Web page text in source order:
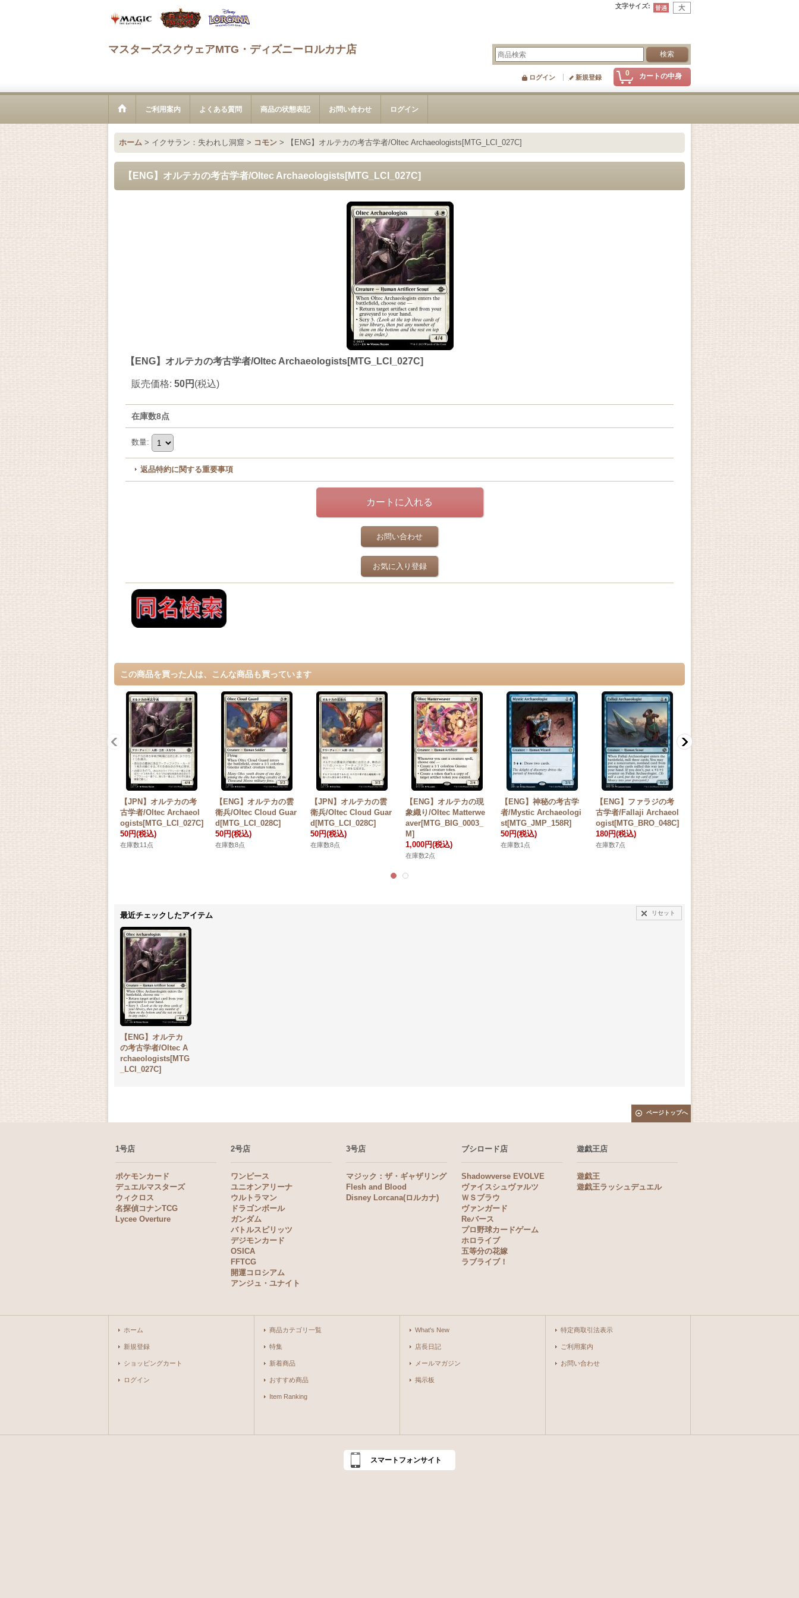
文字サイズ:
マスターズスクウェアMTG・ディズニーロルカナ店
0 カートの中身
ログイン 新規登録
ご利用案内 よくある質問 商品の状態表記 お問い合わせ ログイン
ホーム > イクサラン：失われし洞窟 > コモン > 【ENG】オルテカの考古学者/Oltec Archaeologists[MTG_LCI_027C]
【ENG】オルテカの考古学者/Oltec Archaeologists[MTG_LCI_027C]
【ENG】オルテカの考古学者/Oltec Archaeologists[MTG_LCI_027C]
販売価格: 50円 (税込)
在庫数8点
数量:
返品特約に関する重要事項
お問い合わせ
お気に入り登録
この商品を買った人は、こんな商品も買っています
【JPN】オルテカの考
古学者/Oltec Archaeol
ogists[MTG_LCI_027C]
50円(税込)
在庫数11点
【ENG】オルテカの雲
衛兵/Oltec Cloud Guar
d[MTG_LCI_028C]
50円(税込)
在庫数8点
【JPN】オルテカの雲
衛兵/Oltec Cloud Guar
d[MTG_LCI_028C]
50円(税込)
在庫数8点
【ENG】オルテカの現
象織り/Oltec Matterwe
aver[MTG_BIG_0003_
M]
1,000円(税込)
在庫数2点
【ENG】神秘の考古学
者/Mystic Archaeologi
st[MTG_JMP_158R]
50円(税込)
在庫数1点
【ENG】ファラジの考
古学者/Fallaji Archaeol
ogist[MTG_BRO_048C]
180円(税込)
在庫数7点
最近チェックしたアイテム リセット
【ENG】オルテカ
の考古学者/Oltec A
rchaeologists[MTG
_LCI_027C]
ページトップへ
1号店
ポケモンカード
デュエルマスターズ
ウィクロス
名探偵コナンTCG
Lycee Overture
2号店
ワンピース
ユニオンアリーナ
ウルトラマン
ドラゴンボール
ガンダム
バトルスピリッツ
デジモンカード
OSICA
FFTCG
開運コロシアム
アンジュ・ユナイト
3号店
マジック：ザ・ギャザリング
Flesh and Blood
Disney Lorcana(ロルカナ)
ブシロード店
Shadowverse EVOLVE
ヴァイスシュヴァルツ
ＷＳブラウ
ヴァンガード
Reバース
プロ野球カードゲーム
ホロライブ
五等分の花嫁
ラブライブ！
遊戯王店
遊戯王
遊戯王ラッシュデュエル
ホーム
新規登録
ショッピングカート
ログイン
商品カテゴリ一覧
特集
新着商品
おすすめ商品
Item Ranking
What's New
店長日記
メールマガジン
掲示板
特定商取引法表示
ご利用案内
お問い合わせ
スマートフォンサイト